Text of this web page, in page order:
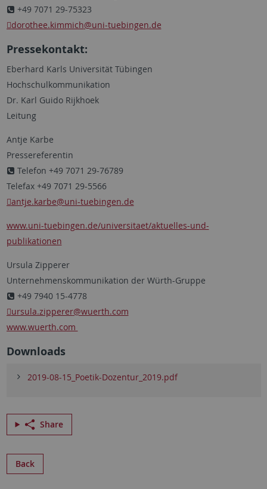
+49 7071 29-75323
dorothee.kimmich@uni-tuebingen.de
Pressekontakt:
Eberhard Karls Universität Tübingen
Hochschulkommunikation
Dr. Karl Guido Rijkhoek
Leitung
Antje Karbe
Pressereferentin
Telefon +49 7071 29-76789
Telefax +49 7071 29-5566
antje.karbe@uni-tuebingen.de
www.uni-tuebingen.de/universitaet/aktuelles-und-
publikationen
Ursula Zipperer
Unternehmenskommunikation der Würth-Gruppe
+49 7940 15-4778
ursula.zipperer@wuerth.com
www.wuerth.com
Downloads
2019-08-15_Poetik-Dozentur_2019.pdf
Share
Back